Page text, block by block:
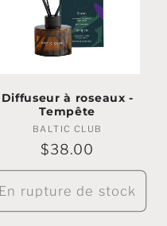
Diffuseur à roseaux -
Tempête
Marchands
:
BALTIC CLUB
Prix
régulier
$38.00
En rupture de stock